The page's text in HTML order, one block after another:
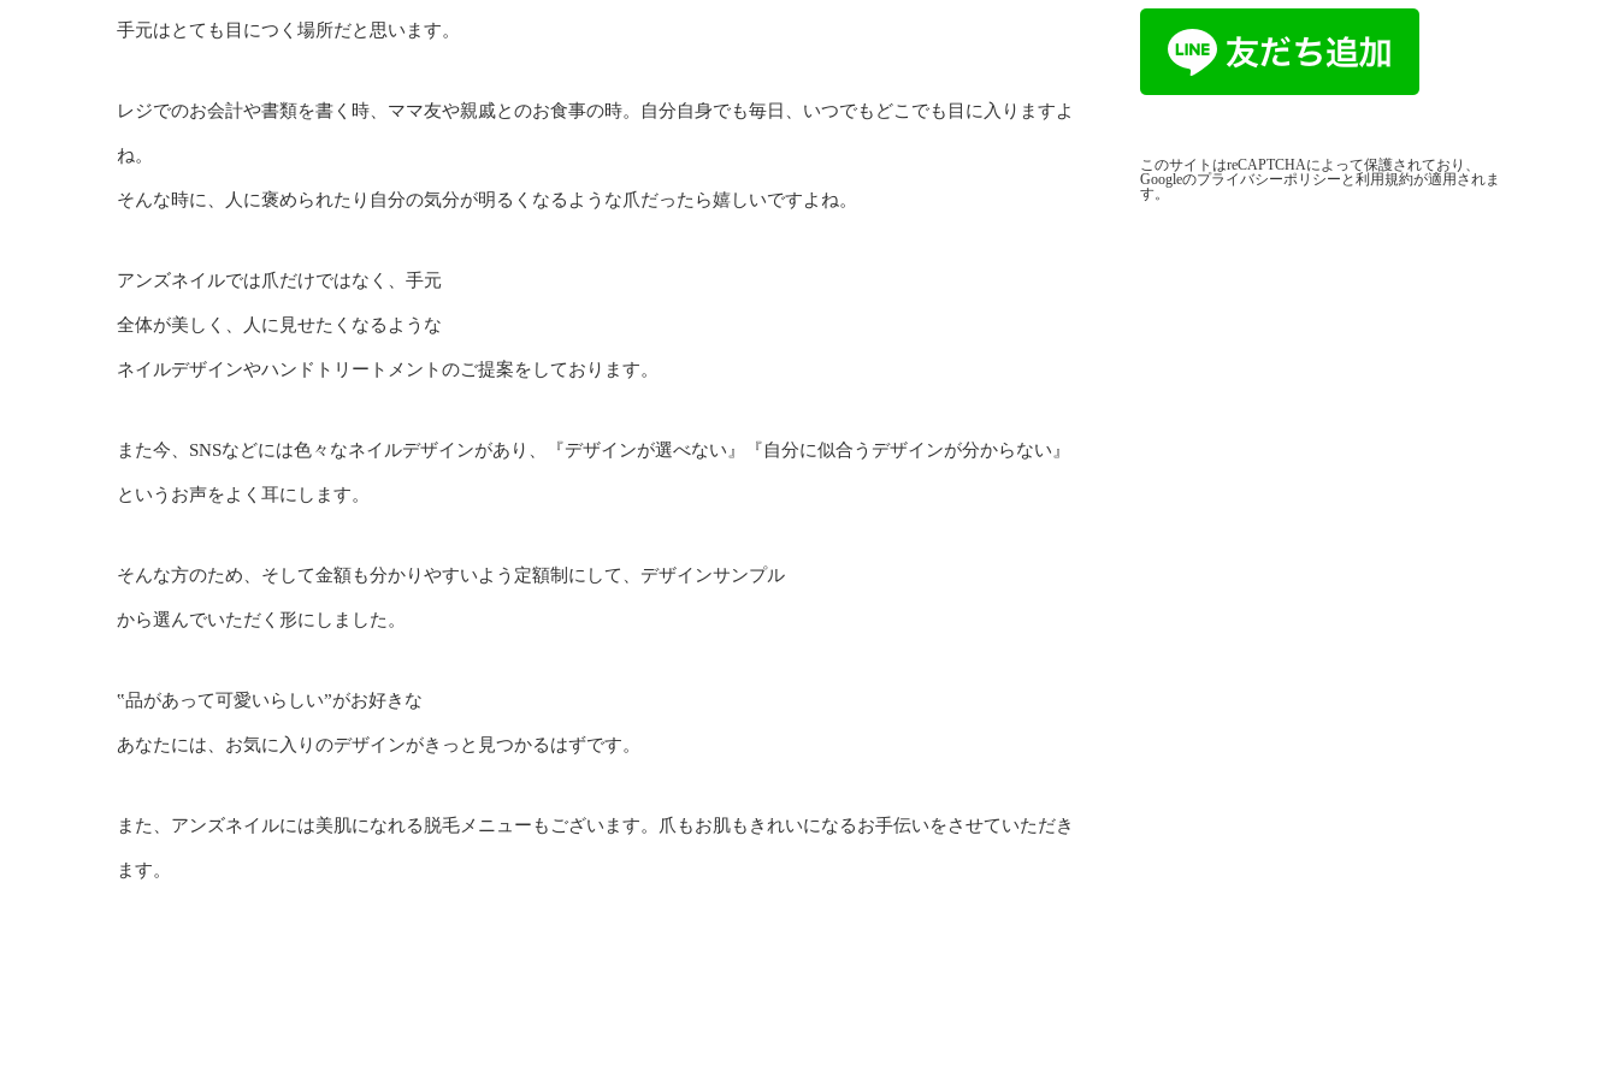
手元はとても目につく場所だと思います。
レジでのお会計や書類を書く時、ママ友や親戚とのお食事の時。自分自身でも毎日、いつでもどこでも目に入りますよ
ね。
そんな時に、人に褒められたり自分の気分が明るくなるような爪だったら嬉しいですよね。
アンズネイルでは爪だけではなく、手元
全体が美しく、人に見せたくなるような
ネイルデザインやハンドトリートメントのご提案をしております。
また今、SNSなどには色々なネイルデザインがあり、『デザインが選べない』『自分に似合うデザインが分からない』
というお声をよく耳にします。
そんな方のため、そして金額も分かりやすいよう定額制にして、デザインサンプル
から選んでいただく形にしました。
‟品があって可愛いらしい”がお好きな
あなたには、お気に入りのデザインがきっと見つかるはずです。
また、アンズネイルには美肌になれる脱毛メニューもございます。爪もお肌もきれいになるお手伝いをさせていただき
ます。
このサイトはreCAPTCHAによって保護されており、
Googleのプライバシーポリシー と 利用規約が適用されま
す。